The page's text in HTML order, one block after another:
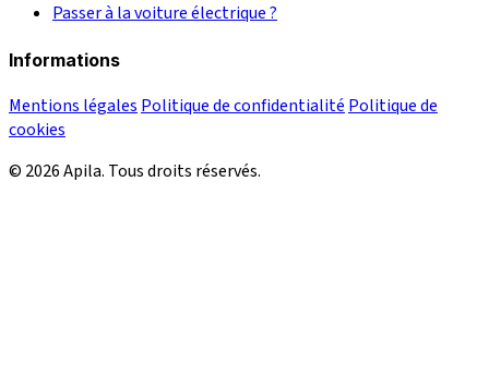
Passer à la voiture électrique ?
Informations
Mentions légales Politique de confidentialité Politique de
cookies
© 2026 Apila. Tous droits réservés.